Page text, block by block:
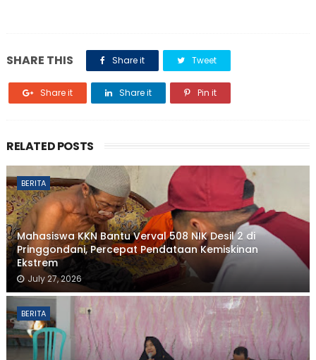
SHARE THIS Share it Tweet
Share it Share it Pin it
RELATED POSTS
BERITA
Mahasiswa KKN Bantu Verval 508 NIK Desil 2 di
Pringgondani, Percepat Pendataan Kemiskinan
Ekstrem
July 27, 2026
BERITA